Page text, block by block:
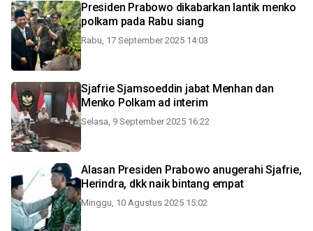
Presiden Prabowo dikabarkan lantik menko
polkam pada Rabu siang
Rabu, 17 September 2025 14:03
Sjafrie Sjamsoeddin jabat Menhan dan
Menko Polkam ad interim
Selasa, 9 September 2025 16:22
Alasan Presiden Prabowo anugerahi Sjafrie,
Herindra, dkk naik bintang empat
Minggu, 10 Agustus 2025 15:02